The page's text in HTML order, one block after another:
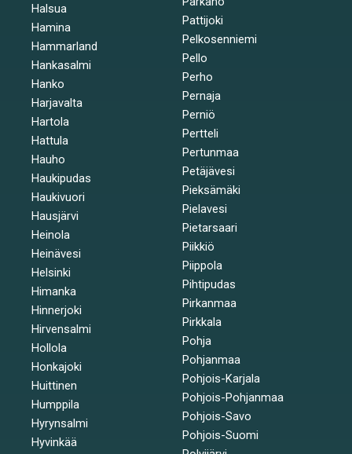
Halsua
Hamina
Hammarland
Hankasalmi
Hanko
Harjavalta
Hartola
Hattula
Hauho
Haukipudas
Haukivuori
Hausjärvi
Heinola
Heinävesi
Helsinki
Himanka
Hinnerjoki
Hirvensalmi
Hollola
Honkajoki
Huittinen
Humppila
Hyrynsalmi
Hyvinkää
Pattijoki
Pelkosenniemi
Pello
Perho
Pernaja
Perniö
Pertteli
Pertunmaa
Petäjävesi
Pieksämäki
Pielavesi
Pietarsaari
Piikkiö
Piippola
Pihtipudas
Pirkanmaa
Pirkkala
Pohja
Pohjanmaa
Pohjois-Karjala
Pohjois-Pohjanmaa
Pohjois-Savo
Pohjois-Suomi